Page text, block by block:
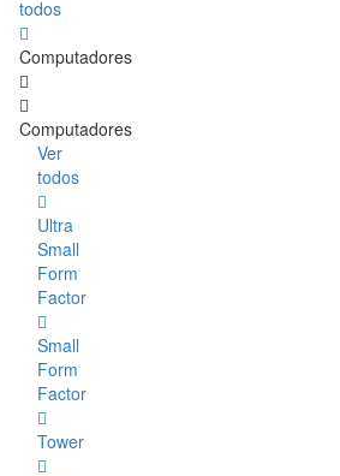
todos
Computadores
Computadores
Ver
todos
Ultra
Small
Form
Factor
Small
Form
Factor
Tower